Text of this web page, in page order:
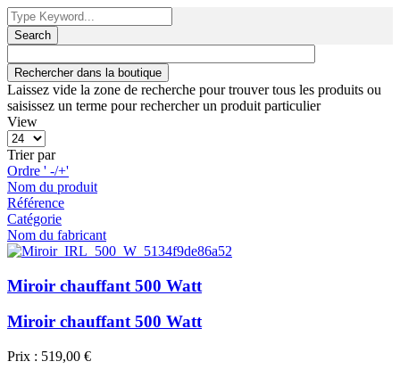
Search
Laissez vide la zone de recherche pour trouver tous les produits ou
saisissez un terme pour rechercher un produit particulier
View
Trier par
Ordre ' -/+'
Nom du produit
Référence
Catégorie
Nom du fabricant
Miroir chauffant 500 Watt
Miroir chauffant 500 Watt
Prix : 519,00 €